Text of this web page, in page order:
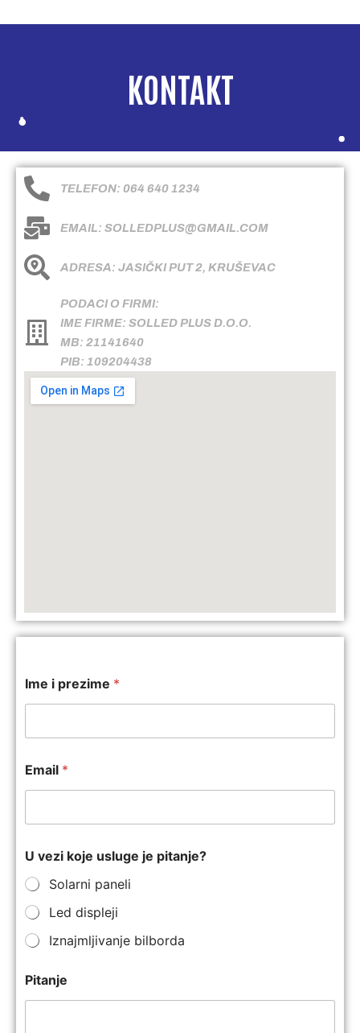
KONTAKT
TELEFON: 064 640 1234
EMAIL: SOLLEDPLUS@GMAIL.COM
ADRESA: JASIČKI PUT 2, KRUŠEVAC
PODACI O FIRMI:
IME FIRME: SOLLED PLUS D.O.O.
MB: 21141640
PIB: 109204438
Ime i prezime *
Email *
U vezi koje usluge je pitanje?
Solarni paneli
Led displeji
Iznajmljivanje bilborda
Pitanje